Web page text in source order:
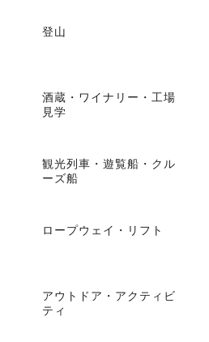
登山
酒蔵・ワイナリー・工場
見学
観光列車・遊覧船・クル
ーズ船
ロープウェイ・リフト
アウトドア・アクティビ
ティ